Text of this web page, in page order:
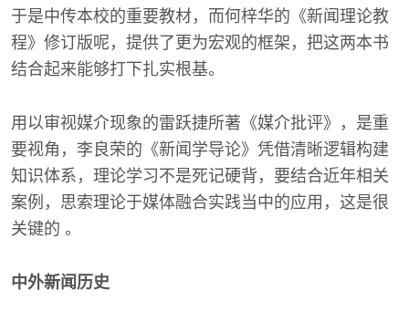
于是中传本校的重要教材，而何梓华的《新闻理论教
程》修订版呢，提供了更为宏观的框架，把这两本书
结合起来能够打下扎实根基。
用以审视媒介现象的雷跃捷所著《媒介批评》，是重
要视角，李良荣的《新闻学导论》凭借清晰逻辑构建
知识体系，理论学习不是死记硬背，要结合近年相关
案例，思索理论于媒体融合实践当中的应用，这是很
关键的 。
中外新闻历史